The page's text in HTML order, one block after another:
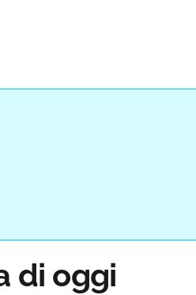
di oggi